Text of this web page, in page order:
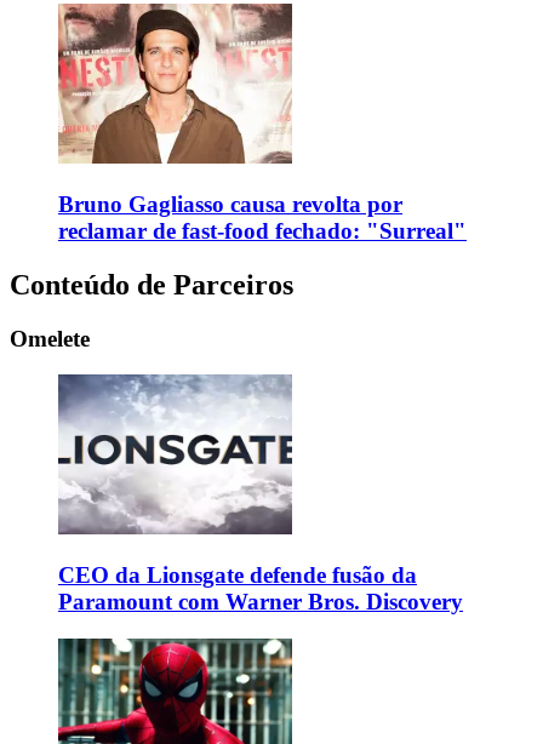
Bruno Gagliasso causa revolta por
reclamar de fast-food fechado: "Surreal"
Conteúdo de Parceiros
Omelete
CEO da Lionsgate defende fusão da
Paramount com Warner Bros. Discovery